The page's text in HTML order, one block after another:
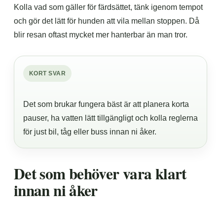
Kolla vad som gäller för färdsättet, tänk igenom tempot
och gör det lätt för hunden att vila mellan stoppen. Då
blir resan oftast mycket mer hanterbar än man tror.
KORT SVAR
Det som brukar fungera bäst är att planera korta
pauser, ha vatten lätt tillgängligt och kolla reglerna
för just bil, tåg eller buss innan ni åker.
Det som behöver vara klart
innan ni åker